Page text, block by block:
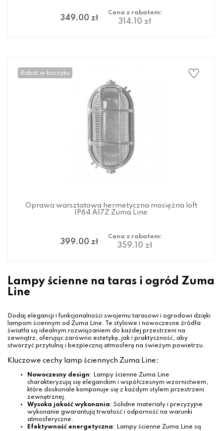
349.00 zł
Cena z rabatem:
314.10 zł
Rabat w koszyku
Oprawa warsztatowa hermetyczna mosiężna loft
IP64 A17Z Zuma Line
399.00 zł
Cena z rabatem:
359.10 zł
Lampy ścienne na taras i ogród Zuma
Line
Dodaj elegancji i funkcjonalności swojemu tarasowi i ogrodowi dzięki
lampom ściennym od Zuma Line. Te stylowe i nowoczesne źródła
światła są idealnym rozwiązaniem do każdej przestrzeni na
zewnątrz, oferując zarówno estetykę, jak i praktyczność, aby
stworzyć przytulną i bezpieczną atmosferę na świeżym powietrzu.
Kluczowe cechy lamp ściennych Zuma Line:
Nowoczesny design: Lampy ścienne Zuma Line
charakteryzują się eleganckim i współczesnym wzornictwem,
które doskonale komponuje się z każdym stylem przestrzeni
zewnętrznej.
Wysoka jakość wykonania: Solidne materiały i precyzyjne
wykonanie gwarantują trwałość i odporność na warunki
atmosferyczne.
Efektywność energetyczna: Lampy ścienne Zuma Line są